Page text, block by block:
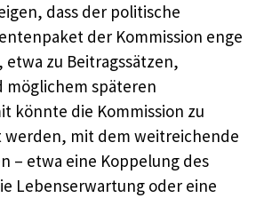
dass der politische
der Kommission enge
zu Beitragssätzen,
möglichem späteren
könnte die Kommission zu
mit dem weitreichende
– etwa eine Koppelung des
Lebenserwartung oder eine